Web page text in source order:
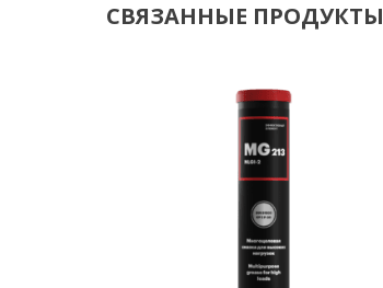
СВЯЗАННЫЕ ПРОДУКТЫ